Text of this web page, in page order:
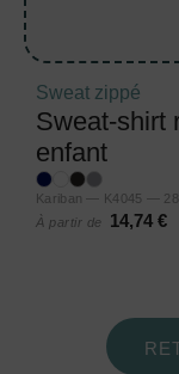
Sweat zippé
Sweat-shirt
enfant
Kariban — K4045 —
À partir de
14,74 €